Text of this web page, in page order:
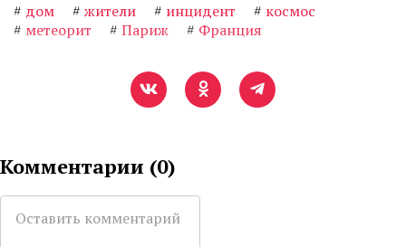
# дом # жители # инцидент # космос
# метеорит # Париж # Франция
Комментарии (0)